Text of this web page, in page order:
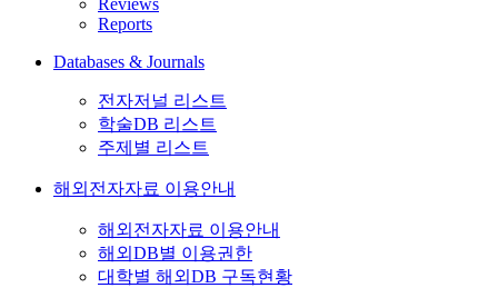
Reviews
Reports
Databases & Journals
전자저널 리스트
학술DB 리스트
주제별 리스트
해외전자자료 이용안내
해외전자자료 이용안내
해외DB별 이용권한
대학별 해외DB 구독현황